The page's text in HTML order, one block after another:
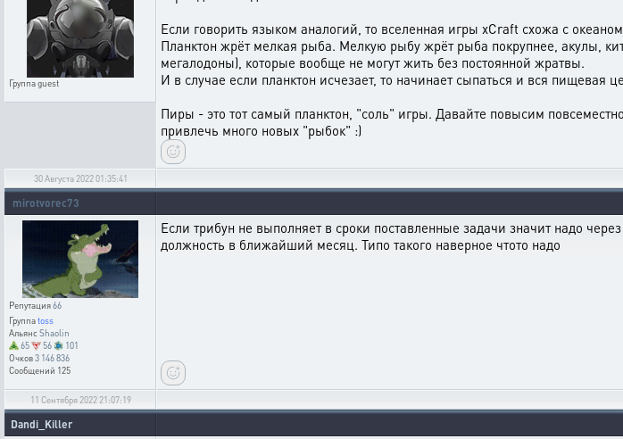
Группаguest
Если говорить языком аналогий, то вселенная игры xCraft схожа с
Планктон жрёт мелкая рыба. Мелкую рыбу жрёт рыба покрупнее, акулы,
мегалодоны), которые вообще не могут жить без постоянной жратвы.
И в случае если планктон исчезает, то начинает сыпаться и вся
Пиры - это тот самый планктон, "соль" игры. Давайте повысим
привлечь много новых "рыбок" :)
30 Августа 2022 01:35:41
mirotvorec73
Репутация66
Группаtoss
АльянсShaolin
65
56
101
Очков3 146 836
Сообщений 125
Если трибун не выполняет в сроки поставленные задачи значит надо
должность в ближайший месяц. Типо такого наверное чтото надо
11 Сентября 2022 21:07:19
Dandi_Killer